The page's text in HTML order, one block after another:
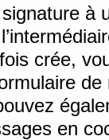
à
crée,
de
en